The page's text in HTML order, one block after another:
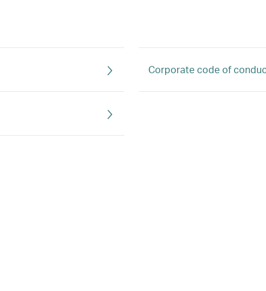
Corporate code of